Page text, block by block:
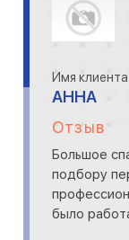
Имя
АННА
Отзыв
Большое
подбору
было